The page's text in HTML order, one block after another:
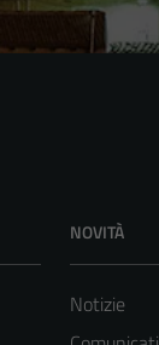
NOVITÀ
Notizie